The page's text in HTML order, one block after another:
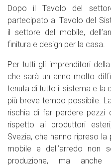
Dopo il Tavolo del
partecipato al Tavolo del
il settore del mobile,
finitura e design per la casa.
Per tutti gli imprenditori
che sarà un anno molto
tenuta di tutto il sistema e la
più breve tempo possibile.
rischia di far perdere
rispetto ai produttori
Svezia, che hanno ripreso
mobile e dell’arredo non
produzione, ma anche